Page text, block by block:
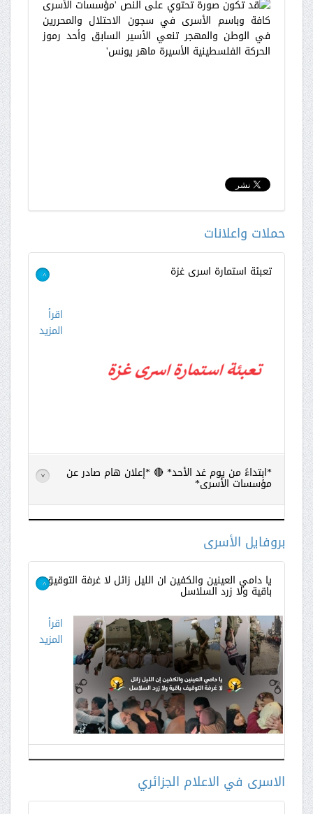
حملات واعلانات
تعبئة استمارة اسرى غزة >
اقرأ
المزيد
*ابتداءً من يوم غد الأحد* 🔴 *إعلان هام صادر عن
مؤسسات الأسرى* >
اقرأ
بروفايل الأسرى
يا دامي العينين والكفين ان الليل زائل لا غرفة التوقيق
باقية ولا زرد السلاسل >
اقرأ
المزيد
الاسرى في الاعلام الجزائري